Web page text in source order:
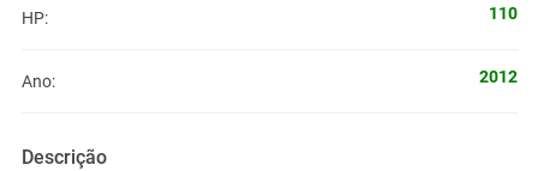
HP: 110
Ano: 2012
Descrição